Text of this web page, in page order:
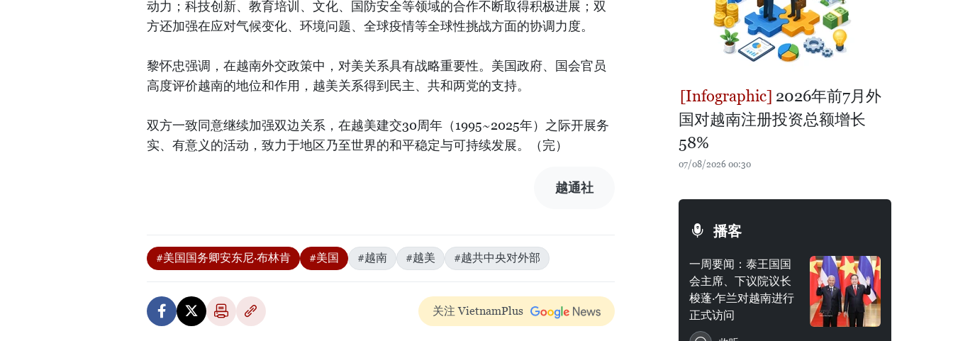
动力；科技创新、教育培训、文化、国防安全等领域的合作不断取得积极进展；双
方还加强在应对气候变化、环境问题、全球疫情等全球性挑战方面的协调力度。
黎怀忠强调，在越南外交政策中，对美关系具有战略重要性。美国政府、国会官员
高度评价越南的地位和作用，越美关系得到民主、共和两党的支持。
双方一致同意继续加强双边关系，在越美建交30周年（1995~2025年）之际开展务
实、有意义的活动，致力于地区乃至世界的和平稳定与可持续发展。（完）
越通社
#美国国务卿安东尼·布林肯 #美国 #越南 #越美 #越共中央对外部
关注 VietnamPlus
2026年前7月外
国对越南注册投资总额增长
58%
07/08/2026 00:30
播客
一周要闻：泰王国国
会主席、下议院议长
梭蓬·乍兰对越南进行
正式访问